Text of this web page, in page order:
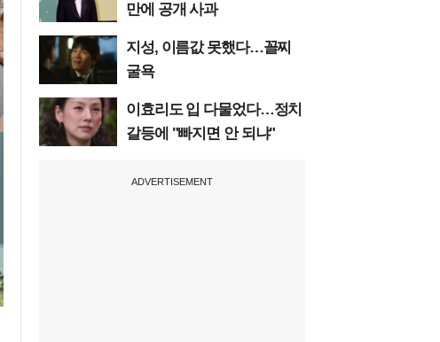
만에 공개 사과
지성, 이름값 못했다…꼴찌
굴욕
이효리도 입 다물었다…정치
갈등에 "빠지면 안 되냐"
ADVERTISEMENT